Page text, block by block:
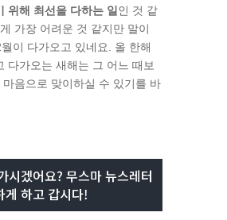
위해 최선을 다하는 일인 것 같
가장 어려운 것 같지만 말이
월이 다가오고 있네요. 올 한해
다가오는 새해는 그 어느 때보
마음으로 맞이하실 수 있기를 바
시겠어요? 무스마 뉴스레터
게 하고 갑시다!